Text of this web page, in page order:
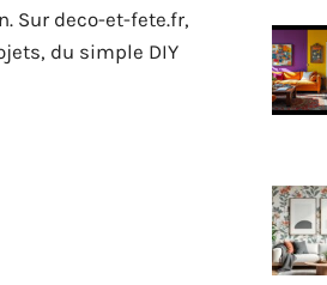
Sur deco-et-fete.fr,
du simple DIY